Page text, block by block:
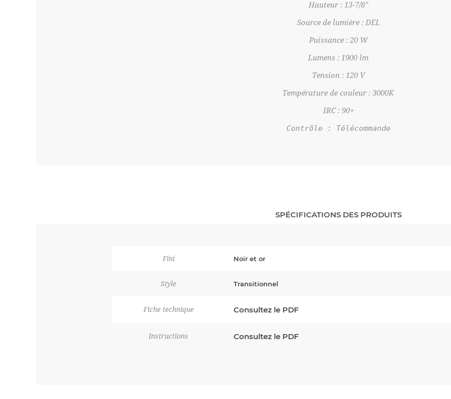
Hauteur : 13-7/8"
Source de lumière : DEL
Puissance : 20 W
Lumens : 1900 lm
Tension : 120 V
Température de couleur : 3000K
IRC : 90+
Contrôle : Télécommande
SPÉCIFICATIONS DES PRODUITS
Fini Noir et or
Style Transitionnel
Fiche technique Consultez le PDF
Instructions Consultez le PDF